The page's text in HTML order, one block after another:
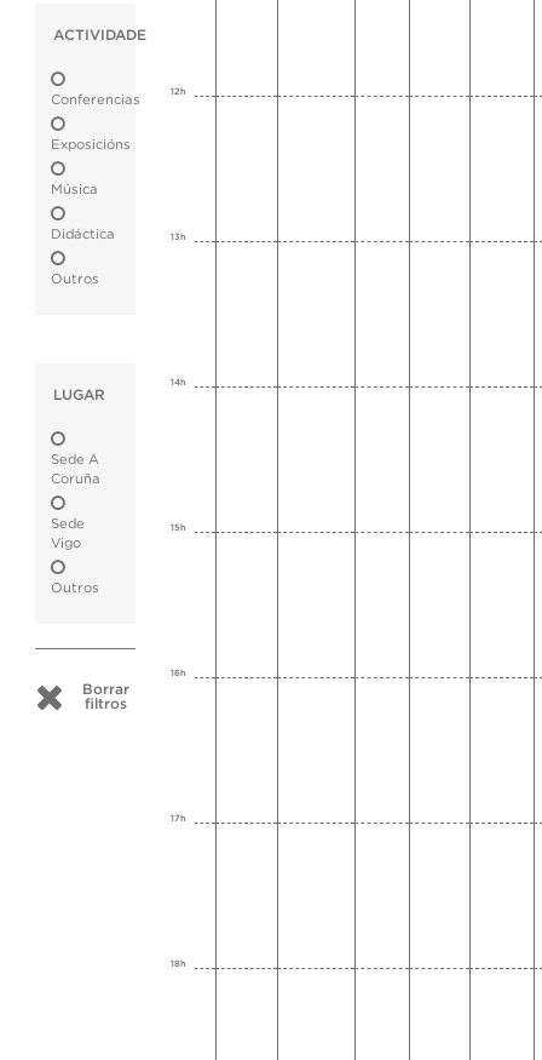
ACTIVIDADE
Conferencias
Exposicións
Música
Didáctica
Outros
LUGAR
Sede A
Coruña
Sede
Vigo
Outros
Borrar
filtros
12h
13h
14h
15h
16h
17h
18h